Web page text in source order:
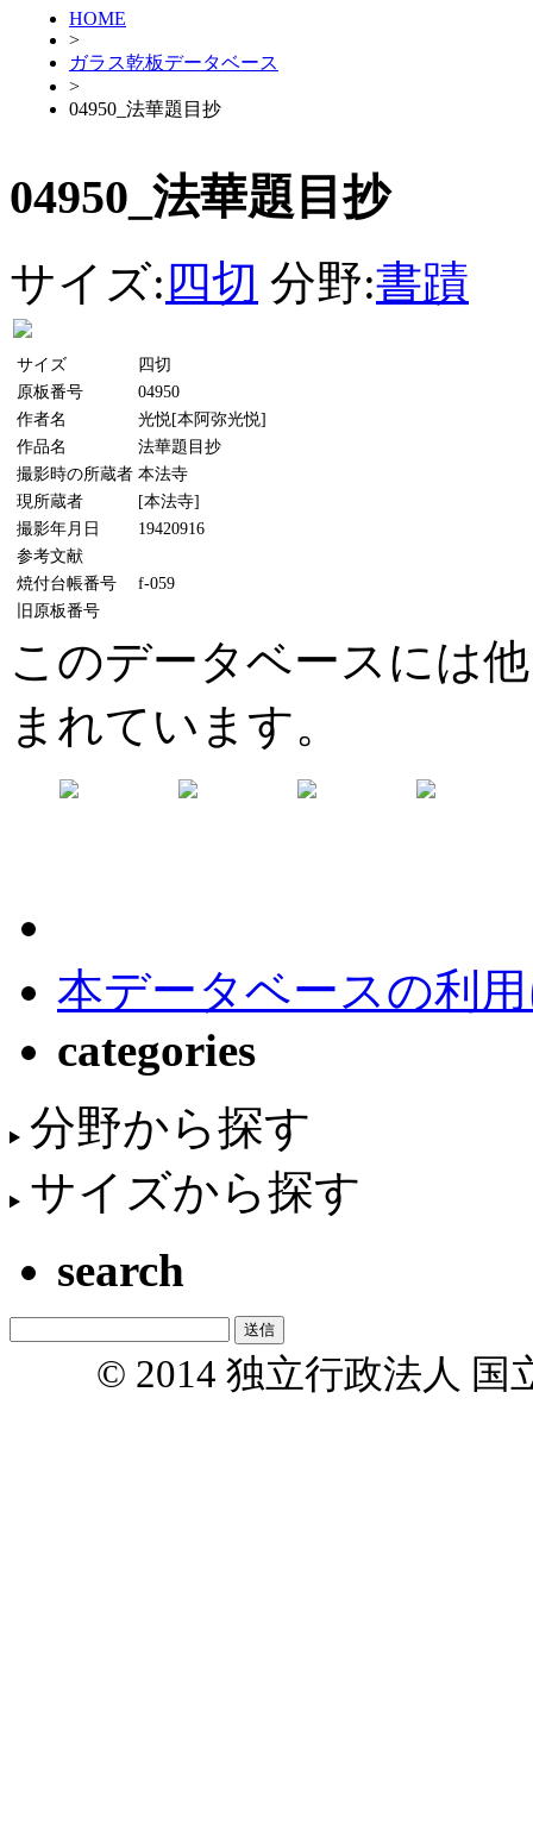
HOME
>
ガラス乾板データベース
>
04950_法華題目抄
04950_法華題目抄
サイズ: 四切 分野:書蹟
サイズ
四切
原板番号
04950
作者名
光悦[本阿弥光悦]
作品名
法華題目抄
撮影時の所蔵者 本法寺
現所蔵者
[本法寺]
撮影年月日
19420916
参考文献
焼付台帳番号
f-059
旧原板番号
このデータベースには
まれています。
本データベースの利
categories
分野から探す
サイズから探す
search
© 2014 独立行政法人 国